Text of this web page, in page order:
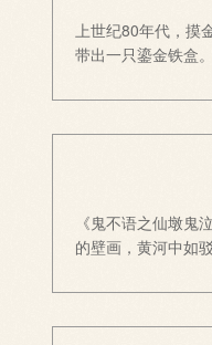
上世纪80年代，
带出一只鎏金铁盒
《鬼不语之仙墩
的壁画，黄河中如